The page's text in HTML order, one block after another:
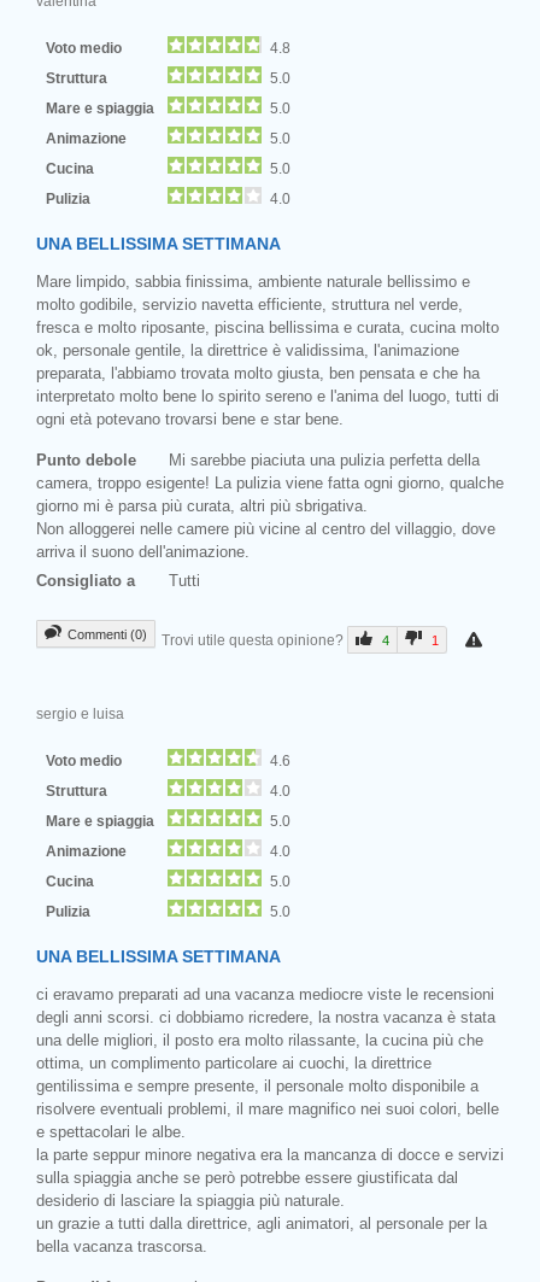
Voto medio
4.8
Struttura
5.0
Mare e spiaggia
5.0
Animazione
5.0
Cucina
5.0
Pulizia
4.0
UNA BELLISSIMA SETTIMANA
Mare limpido, sabbia finissima, ambiente naturale bellissimo e
molto godibile, servizio navetta efficiente, struttura nel verde,
fresca e molto riposante, piscina bellissima e curata, cucina molto
ok, personale gentile, la direttrice è validissima, l'animazione
preparata, l'abbiamo trovata molto giusta, ben pensata e che ha
interpretato molto bene lo spirito sereno e l'anima del luogo, tutti di
ogni età potevano trovarsi bene e star bene.
Punto debole
Mi sarebbe piaciuta una pulizia perfetta della
camera, troppo esigente! La pulizia viene fatta ogni giorno, qualche
giorno mi è parsa più curata, altri più sbrigativa.
Non alloggerei nelle camere più vicine al centro del villaggio, dove
arriva il suono dell'animazione.
Consigliato a
Tutti
Commenti (0) Trovi utile questa opinione? 4 1
sergio e luisa
Voto medio
4.6
Struttura
4.0
Mare e spiaggia
5.0
Animazione
4.0
Cucina
5.0
Pulizia
5.0
UNA BELLISSIMA SETTIMANA
ci eravamo preparati ad una vacanza mediocre viste le recensioni
degli anni scorsi. ci dobbiamo ricredere, la nostra vacanza è stata
una delle migliori, il posto era molto rilassante, la cucina più che
ottima, un complimento particolare ai cuochi, la direttrice
gentilissima e sempre presente, il personale molto disponibile a
risolvere eventuali problemi, il mare magnifico nei suoi colori, belle
e spettacolari le albe.
la parte seppur minore negativa era la mancanza di docce e servizi
sulla spiaggia anche se però potrebbe essere giustificata dal
desiderio di lasciare la spiaggia più naturale.
un grazie a tutti dalla direttrice, agli animatori, al personale per la
bella vacanza trascorsa.